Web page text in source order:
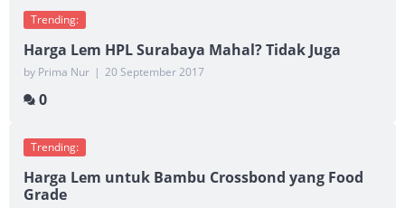
Trending:
Harga Lem HPL Surabaya Mahal? Tidak Juga
by Prima Nur | 20 September 2017
0
Trending:
Harga Lem untuk Bambu Crossbond yang Food
Grade